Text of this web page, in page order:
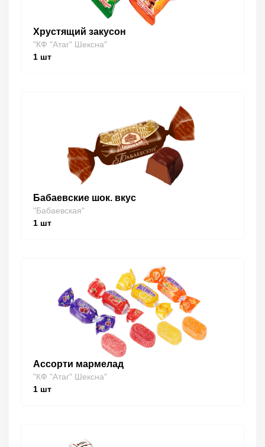
Хрустящий закусон
"КФ "Атаг" Шексна"
1 шт
Бабаевские шок. вкус
"Бабаевская"
1 шт
Ассорти мармелад
"КФ "Атаг" Шексна"
1 шт